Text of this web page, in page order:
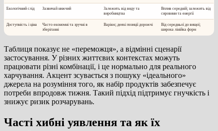
Екологічний слід Зазвичай нижчий
Залежить від виду та
виробництва
Вплив середній; залежить від
сировини та енергії
Доступність і ціна
Часто економні та зручні в
зберіганні
Варіює; деякі позиції дорожчі
Від середньої до вищої;
широка лінійка форм
Таблиця показує не «переможця», а відмінні сценарії
застосування. У різних життєвих контекстах можуть
працювати різні комбінації, і це нормально для реального
харчування. Акцент зсувається з пошуку «ідеального»
джерела на розуміння того, як набір продуктів забезпечує
потреби впродовж тижня. Такий підхід підтримує гнучкість і
знижує ризик розчарувань.
Часті хибні уявлення та як їх